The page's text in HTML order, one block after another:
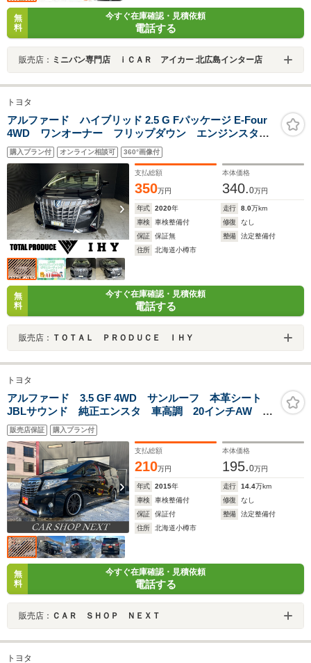
無
料
今すぐ在庫確認・見積依頼
電話する
販売店： ミニバン専門店 ｉＣＡＲ アイカー 北広島インター店
トヨタ
アルファード ハイブリッド 2.5 G Fパッケージ E-Four
4WD ワンオーナー フリップダウン エンジンスター
ター 両側電動スライドドア シートヒーター
購入プラン付 オンライン相談可 360°画像付
支払総額
350万円
本体価格
340.0万円
年式 2020年 走行 8.0万km
車検
車検整備付 修復
なし
保証
保証無 整備
法定整備付
住所
北海道小樽市
無
料
今すぐ在庫確認・見積依頼
電話する
販売店： ＴＯＴＡＬ ＰＲＯＤＵＣＥ ＩＨＹ
トヨタ
アルファード 3.5 GF 4WD サンルーフ 本革シート
JBLサウンド 純正エンスタ 車高調 20インチAW F
エアロ 両側パワースライドドア パワーバックドア
販売店保証 購入プラン付
支払総額
210万円
本体価格
195.0万円
年式 2015年 走行 14.4万km
車検
車検整備付 修復
なし
保証
保証付 整備
法定整備付
住所
北海道小樽市
無
料
今すぐ在庫確認・見積依頼
電話する
販売店： ＣＡＲ ＳＨＯＰ ＮＥＸＴ
トヨタ